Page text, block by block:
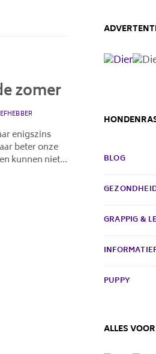
zomer
enigszins
beter onze
kunnen niet…
BLOG
GRAPPIG &
PUPPY
ALLES